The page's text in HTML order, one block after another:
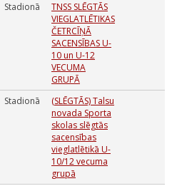
Stadionā
TNSS SLĒGTĀS
VIEGLATLĒTIKAS
ČETRCĪŅĀ
SACENSĪBAS U-
10 un U-12
VECUMA
GRUPĀ
Stadionā
(SLĒGTĀS) Talsu
novada Sporta
skolas slēgtās
sacensības
vieglatlētikā U-
10/12 vecuma
grupā